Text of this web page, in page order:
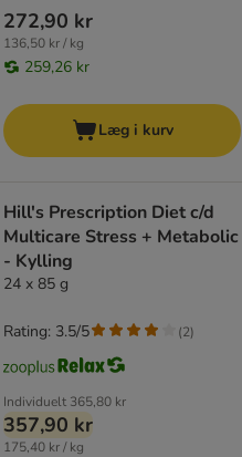
272,90 kr
136,50 kr / kg
259,26 kr
Læg i kurv
Hill's Prescription Diet c/d
Multicare Stress + Metabolic
- Kylling
24 x 85 g
Individuelt 365,80 kr
357,90 kr
175,40 kr / kg
Rating: 3.5/5 (2)